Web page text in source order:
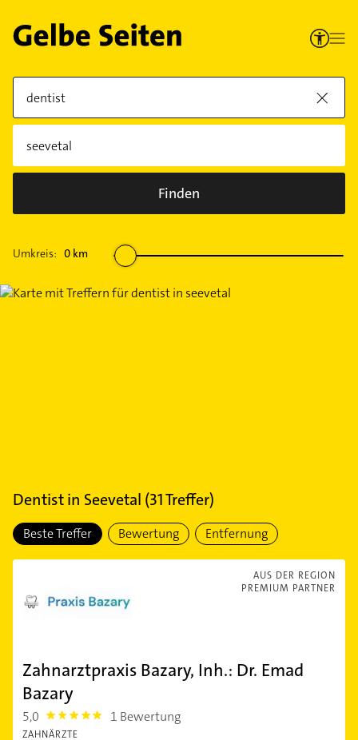
Finden
Umkreis: 0 km
Dentistin Seevetal (31Treffer)
Beste Treffer Bewertung Entfernung
AUS DER REGION
PREMIUM PARTNER
Zahnarztpraxis Bazary, Inh.: Dr. Emad
Bazary
5,0 5.0 1 Bewertung
ZAHNÄRZTE